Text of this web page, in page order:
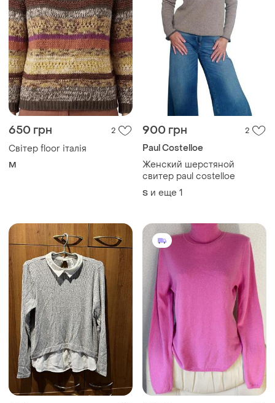
650 грн 2
Світер floor італія
M
900 грн 2
Paul Costelloe
Женский шерстяной
свитер paul costelloe
S и еще 1